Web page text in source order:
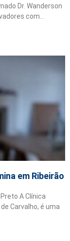
Dr. Wanderson
com…
em Ribeirão
A Clínica
Carvalho, é uma